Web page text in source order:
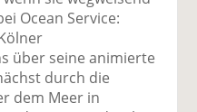
Ocean Service:
über seine animierte
durch die
dem Meer in